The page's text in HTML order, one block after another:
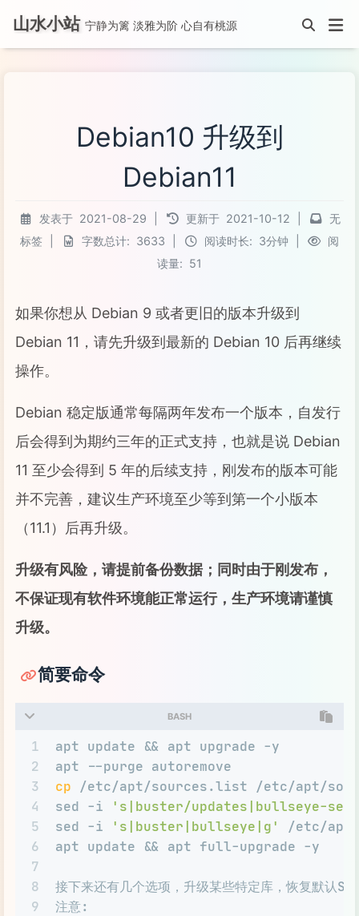
山水小站 宁静为篱 淡雅为阶 心自有桃源
Debian10 升级到
Debian11
发表于 2021-08-29 更新于 2021-10-12
无
标签
字数总计: 3633 阅读时长: 3分钟
阅
读量: 51
如果你想从 Debian 9 或者更旧的版本升级到
Debian 11，请先升级到最新的 Debian 10 后再继续
操作。
Debian 稳定版通常每隔两年发布一个版本，自发行
后会得到为期约三年的正式支持，也就是说 Debian
11 至少会得到 5 年的后续支持，刚发布的版本可能
并不完善，建议生产环境至少等到第一个小版本
（11.1）后再升级。
升级有风险，请提前备份数据；同时由于刚发布，
不保证现有软件环境能正常运行，生产环境请谨慎
升级。
简要命令
BASH
1
2
3
4
5
6
7
8
9
apt update && apt upgrade -y
apt --purge autoremove
cp /etc/apt/sources.list /etc/apt/
sed -i
's|buster/updates|bullseye-
sed -i
's|buster|bullseye|g'
/etc/
apt update && apt full-upgrade -y
接下来还有几个选项，升级某些特定库，恢复默认
注意: